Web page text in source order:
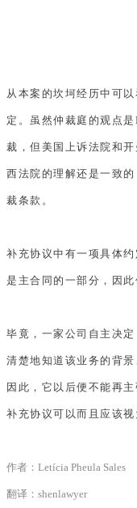
从本案的坎坷经历中可
定。虽然仲裁庭的观点
裁，但美国上诉法院和
西法院的理解还是一致
裁条款。
补充协议中有一项具体
是主合同的一部分，因
毕竟，一家公司自主决
清楚地知道该业务的背
因此，它以后便不能再
补充协议可以而且应该视
作者：Letícia Pheula Sales
翻译：shenlawyer